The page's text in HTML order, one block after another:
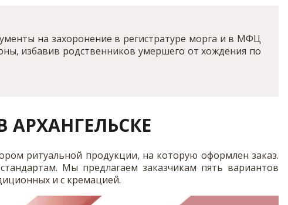
на захоронение в регистратуре морга и в МФЦ
избавив родственников умершего от хождения по
ритуальной продукции, на которую оформлен заказ.
Мы предлагаем заказчикам пять вариантов
и с кремацией.